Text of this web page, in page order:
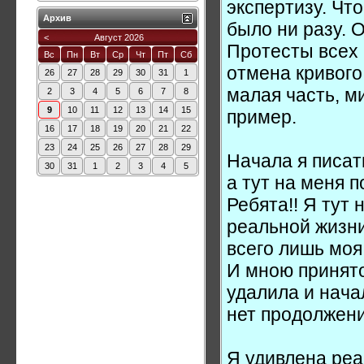
экспертизу.
было ни разу.
Протесты всех
отмена
малая часть,
пример.
Начала я
а тут на меня
Ребята!! Я тут
реальной
всего лишь
И мною
удалила и
нет
Я удивлена
Архив
<
Август 2026
Вс
Пн Вт Ср Чт Пт
Сб
26
27 28 29 30 31
1
2
3 4 5 6 7
8
9
10 11 12 13 14
15
16
17 18 19 20 21
22
23
24 25 26 27 28
29
30
31 1 2 3 4 5